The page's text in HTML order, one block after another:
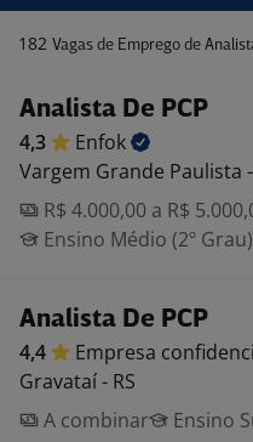
182 Vagas de Emprego de
Analista De PCP
4,3
Enfok
Vargem Grande Paulista -
R$ 4.000,00 a R$
Ensino Médio (2º Grau)
Analista De PCP
4,4 Empresa
Gravataí - RS
A combinar
Ensino